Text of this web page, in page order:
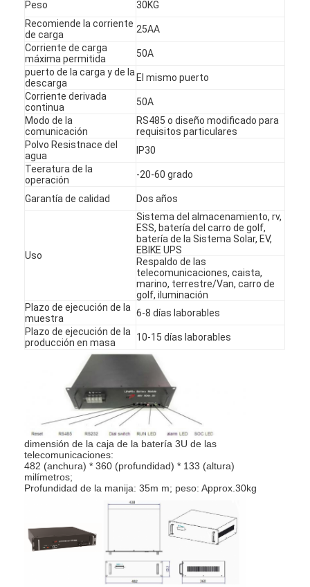
Productos
Viaje de la fábrica
Control de calidad
Éntrenos en contacto con
Noticias
Chatea Ahora
batería del litio lifepo4
baterías recargables de la ión de litio
De polímero de litio
Peso
30KG
Recomiende la corriente
de carga
25AA
Corriente de carga
máxima permitida
50A
puerto de la carga y de la
descarga
El mismo puerto
Corriente derivada
continua
50A
Modo de la
comunicación
RS485 o diseño modificado para
requisitos particulares
Polvo Resistnace del
agua
IP30
Teeratura de la
operación
-20-60 grado
Garantía de calidad Dos años
Uso
Sistema del almacenamiento, rv,
ESS, batería del carro de golf,
batería de la Sistema Solar, EV,
EBIKE UPS
Respaldo de las
telecomunicaciones, caista,
marino, terrestre/Van, carro de
golf, iluminación
Plazo de ejecución de la
muestra
6-8 días laborables
Plazo de ejecución de la
producción en masa
10-15 días laborables
dimensión de la caja de la batería 3U de las
telecomunicaciones:
482 (anchura) * 360 (profundidad) * 133 (altura)
milímetros;
Profundidad de la manija: 35m m; peso: Approx.30kg